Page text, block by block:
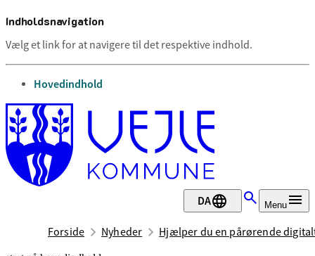
Indholdsnavigation
Vælg et link for at navigere til det respektive indhold.
gå til
Hovedindhold
DA Menu
Forside Nyheder Hjælper du en pårørende